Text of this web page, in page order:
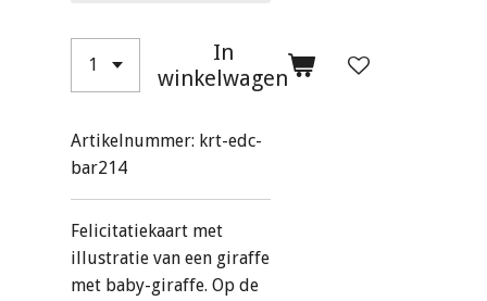
In
winkelwagen
Artikelnummer: krt-edc-
bar214
Felicitatiekaart met
illustratie van een giraffe
met baby-giraffe. Op de